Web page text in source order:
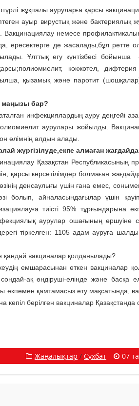
жұқпалы ауруларға қарсы
ауыр вирустық және бактериялық
Вакцинациялау немесе
ересектерге де жасалады,бұл ретте
Ұлттық егу күнтізбесі бойынша
көкжөтел,
қызамық және паротит
маңызы бар?
инфекциялардың ауру деңгейі
аурулары жойылды.
өлімнің алдын алады.
жүргізілуде,екпе алмаған
Қазақстан Республикасының
қарсы көрсетілімдер болмаған
өзінің денсаулығы үшін ғана емес,
болып, айналасындағылар үшін
тиісті 95% тұрғындарына
аурулар ошағының өршуіне
тіркелген: 1105 адам ауруға
қандай вакциналар қолданылады?
емшарасынан өткен вакциналар
сондай-ақ өндіруші-елінде және басқа
қамтамасыз ету мақсатында,
берілген вакциналар Қазақстанда
Жаңалықтар / Сұхбат 07